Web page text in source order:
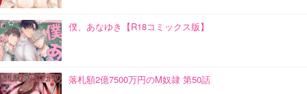
僕、あなゆき【R18コミックス版】
落札額2億7500万円のM奴隷 第50話